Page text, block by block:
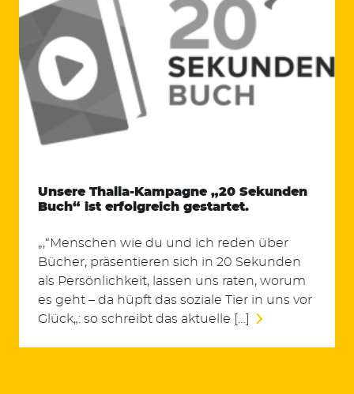
Unsere Thalia-Kampagne „20 Sekunden
Buch“ ist erfolgreich gestartet.
„‚“Menschen wie du und ich reden über
Bücher, präsentieren sich in 20 Sekunden
als Persönlichkeit, lassen uns raten, worum
es geht – da hüpft das soziale Tier in uns vor
Glück„: so schreibt das aktuelle […]